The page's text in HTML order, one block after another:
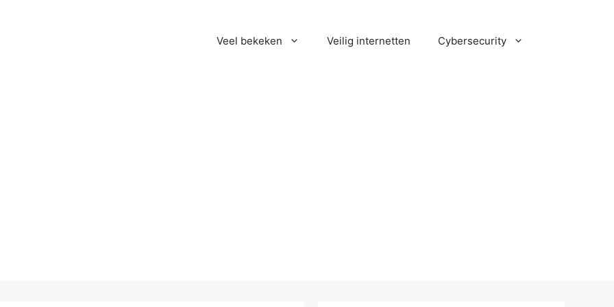
Veel bekeken Veilig internetten Cybersecurity